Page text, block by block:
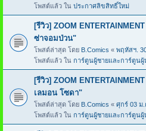
โพสต์แล้ว ใน ประกาศลิขสิทธิ์ใหม่
[รีวิว] ZOOM
ซ่าจอมป่วน"
โพสต์ล่าสุด โดย B.Comics « พฤหัสฯ.
โพสต์แล้ว ใน การ์ตูนผู้ชายและการ์ตูน
[รีวิว] ZOOM
เลมอน โซดา"
โพสต์ล่าสุด โดย B.Comics « ศุกร์ 03 ม.
โพสต์แล้ว ใน การ์ตูนผู้ชายและการ์ตูน